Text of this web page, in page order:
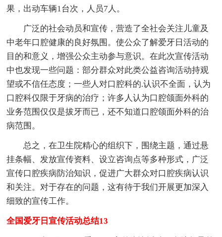
果，出动车辆1台次，人员7人。
广泛的社会动员和宣传，营造了全社会关注儿童及
中老年口腔健康的良好氛围。使公众了解爱牙日活动的
目的和意义，增强公众主动参与意识。在此次宣传活动
中也发现一些问题：部分群众对此类公益咨询活动持观
望或不信任态度；一些人对口腔科的.认识不全面，认为
口腔科仅限于牙病的治疗；许多人认为口腔颌面外科的
业务范围仅仅是拔牙而已，还不知道口腔颌面外科的治
病范围。
总之，在卫生院精心的组织下，围绕主题，通过悬
挂条幅、发放宣传资料、设立咨询点等多种形式，广泛
宣传口腔疾病防治知识，促进广大群众对口腔疾病认识
和关注。对于存在的问题，这有待于我们开展更加深入
细致的宣传工作。
全国爱牙日宣传活动总结13